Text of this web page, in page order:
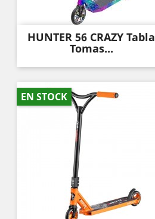
HUNTER 56 CRAZY Tabla
Tomas...
EN STOCK